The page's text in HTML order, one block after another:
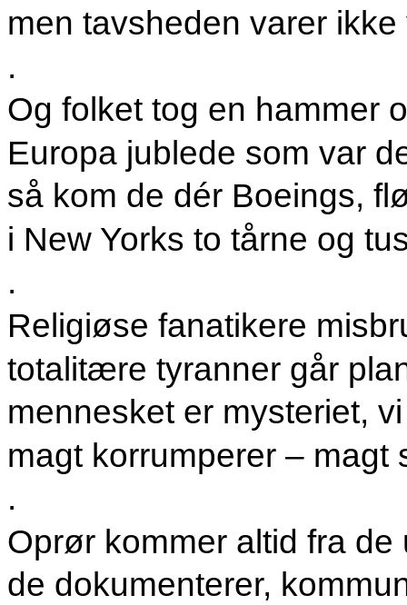
men tavsheden varer ikke
.
Og folket tog en hammer
Europa jublede som var
så kom de dér Boeings,
i New Yorks to tårne og
.
Religiøse fanatikere
totalitære tyranner går
mennesket er mysteriet,
magt korrumperer – magt
.
Oprør kommer altid fra de
de dokumenterer,